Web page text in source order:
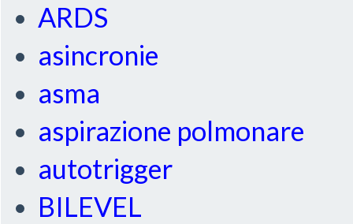
ARDS
asincronie
asma
aspirazione polmonare
autotrigger
BILEVEL